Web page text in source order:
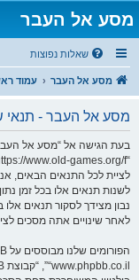
מסע אל העבר
שאלות נפוצות
מסע אל העבר עמוד
מסע אל העבר - תנאי
בעת הגישה אל “מסע אל
לציית לכל התנאים הבאים,
לשנות תנאים אלו בכל זמן
נבון מצידך לסקור תנאים
לאחר שינויים אתה מסכים